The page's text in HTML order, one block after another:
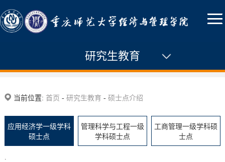
研究生教育
学术型硕士
当前位置: 首页 - 研究生教育 - 硕士点介绍
应用经济学一级学科
硕士点
管理科学与工程一级
学科硕士点
工商管理一级学科硕
士点
.